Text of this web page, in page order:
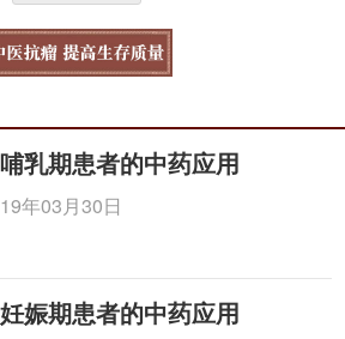
哺乳期患者的中药应用
19年03月30日
妊娠期患者的中药应用